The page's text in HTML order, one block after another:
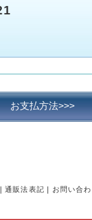
お支払方法>>>
通販法表記 お問い合